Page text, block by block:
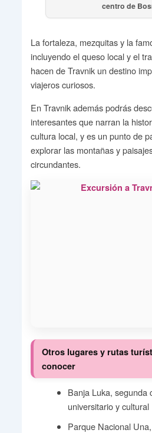
centro de
La fortaleza, mezquitas y la
incluyendo el queso local y el
hacen de Travnik un destino
viajeros curiosos.
En Travnik además podrás
interesantes que narran la
cultura local, y es un punto de
explorar las montañas y
circundantes.
Otros lugares y rutas
conocer
Banja Luka, segunda
universitario y cultural
Parque Nacional